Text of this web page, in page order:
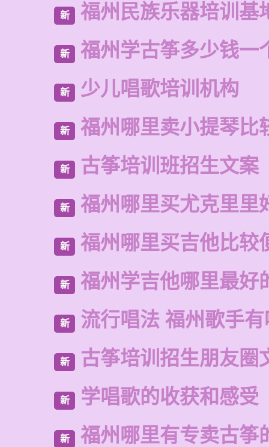
新 福州民族乐器培训基
新 福州学古筝多少钱一
新 少儿唱歌培训机构
新 福州哪里卖小提琴比
新 古筝培训班招生文案
新 福州哪里买尤克里里
新 福州哪里买吉他比较
新 福州学吉他哪里最好
新 流行唱法 福州歌手
新 古筝培训招生朋友圈
新 学唱歌的收获和感受
新 福州哪里有专卖古筝